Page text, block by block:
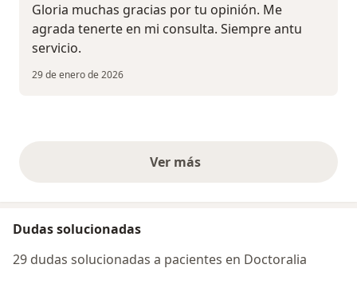
Gloria muchas gracias por tu opinión. Me
agrada tenerte en mi consulta. Siempre antu
servicio.
29 de enero de 2026
Ver másopiniones anteriores
Dudas solucionadas
29 dudas solucionadas a pacientes en Doctoralia